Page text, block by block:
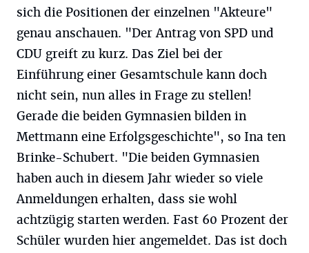
sich die Positionen der einzelnen "Akteure"
genau anschauen. "Der Antrag von SPD und
CDU greift zu kurz. Das Ziel bei der
Einführung einer Gesamtschule kann doch
nicht sein, nun alles in Frage zu stellen!
Gerade die beiden Gymnasien bilden in
Mettmann eine Erfolgsgeschichte", so Ina ten
Brinke-Schubert. "Die beiden Gymnasien
haben auch in diesem Jahr wieder so viele
Anmeldungen erhalten, dass sie wohl
achtzügig starten werden. Fast 60 Prozent der
Schüler wurden hier angemeldet. Das ist doch